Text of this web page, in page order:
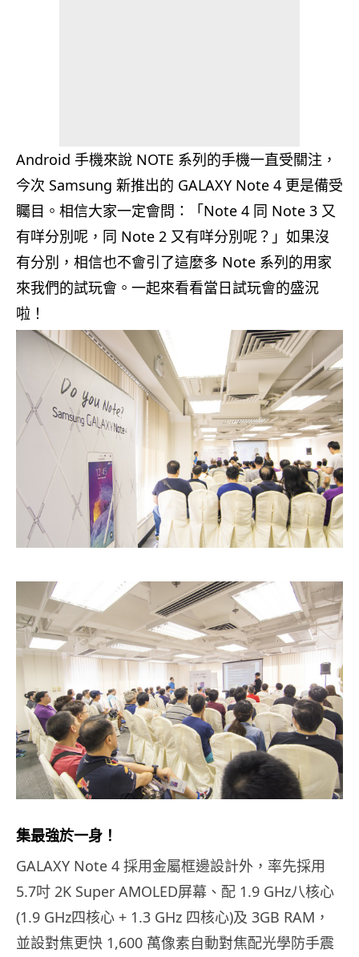
Android 手機來說 NOTE 系列的手機一直受關注，
今次 Samsung 新推出的 GALAXY Note 4 更是備受
矚目。相信大家一定會問：「Note 4 同 Note 3 又
有咩分別呢，同 Note 2 又有咩分別呢？」如果沒
有分別，相信也不會引了這麼多 Note 系列的用家
來我們的試玩會。一起來看看當日試玩會的盛況
啦！
集最強於一身！
GALAXY Note 4 採用金屬框邊設計外，率先採用
5.7吋 2K Super AMOLED屏幕、配 1.9 GHz八核心
(1.9 GHz四核心 + 1.3 GHz 四核心)及 3GB RAM，
並設對焦更快 1,600 萬像素自動對焦配光學防手震